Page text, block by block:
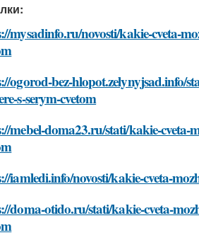
mysadinfo.ru/novosti/kakie-cveta-
ogorod-bez-hlopot.zelynyjsad.info/
s-serym-cvetom
mebel-doma23.ru/stati/kakie-cveta-
iamledi.info/novosti/kakie-cveta-
doma-otido.ru/stati/kakie-cveta-